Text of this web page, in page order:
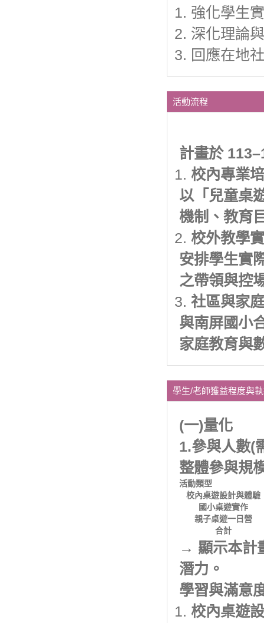
強化學生
深化理論
回應在地
活動流程
計畫於
校內專業
以「兒童桌
機制、教育
校外教學
安排學生實
之帶領與控
社區與家
與南屏國小
家庭教育與
學生/老師獲益程度與
(一)量化
1.參與人數(
整體參與規
活動類型
校內桌遊設計與體驗
國小桌遊實作
親子桌遊一日營
合計
→ 顯示本計
潛力。
學習與滿意
校內桌遊